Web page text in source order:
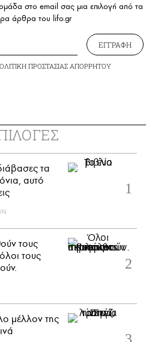
στο email σας μια επιλογή από τα
άρθρα του lifo.gr
ΕΓΓΡΑΦΗ
ΠΡΟΣΤΑΣΙΑΣ ΑΠΟΡΡΗΤΟΥ
τα
αυτό
τους
τους
μέλλον της